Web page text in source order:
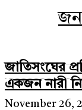
জাতিসংঘের
একজন নারী
November 26,